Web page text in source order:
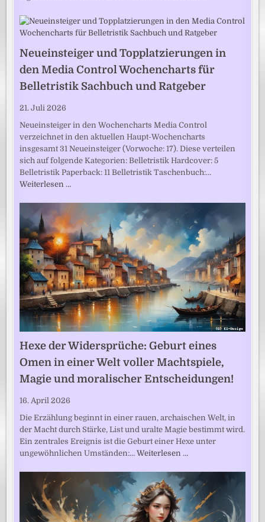
Neueinsteiger und Topplatzierungen in
den Media Control Wochencharts für
Belletristik Sachbuch und Ratgeber
21. Juli 2026
Neueinsteiger in den Wochencharts Media Control
verzeichnet in den aktuellen Haupt-Wochencharts
insgesamt 31 Neueinsteiger (Vorwoche: 17). Diese verteilen
sich auf folgende Kategorien: Belletristik Hardcover: 5
Belletristik Paperback: 11 Belletristik Taschenbuch:…
Weiterlesen …
Hexe der Widersprüche: Geburt eines
Omen in einer Welt voller Machtspiele,
Magie und moralischer Entscheidungen!
16. April 2026
Die Erzählung beginnt in einer rauen, archaischen Welt, in
der Macht durch Stärke, List und uralte Magie bestimmt wird.
Ein zentrales Ereignis ist die Geburt einer Hexe unter
ungewöhnlichen Umständen:…Weiterlesen …